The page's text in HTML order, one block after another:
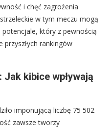
i chęć zagrożenia
w tym meczu mogą
który z pewnością
rankingów
kibice wpływają
imponującą liczbę 75 502
zawsze tworzy